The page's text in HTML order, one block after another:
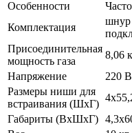
Особенности
Комплектация
шнур
Присоединительная
мощность газа
8,06
Напряжение
220 В
Размеры ниши для
встраивания (ШхГ)
Габариты (ВхШхГ)